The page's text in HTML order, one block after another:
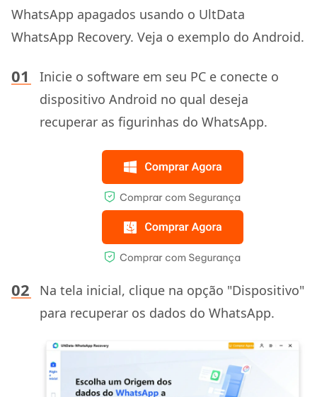
WhatsApp apagados usando o UltData
WhatsApp Recovery. Veja o exemplo do Android.
Inicie o software em seu PC e conecte o
dispositivo Android no qual deseja
recuperar as figurinhas do WhatsApp.
Na tela inicial, clique na opção "Dispositivo"
para recuperar os dados do WhatsApp.